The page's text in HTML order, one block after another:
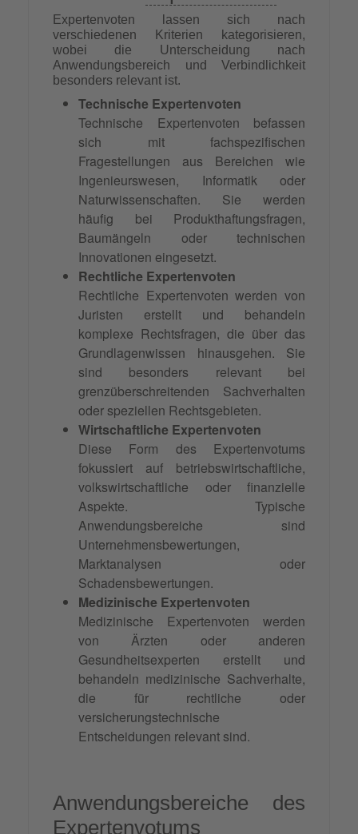
Expertenvoten lassen sich nach
verschiedenen Kriterien kategorisieren,
wobei die Unterscheidung nach
Anwendungsbereich und Verbindlichkeit
besonders relevant ist.
Technische Expertenvoten
Technische Expertenvoten befassen
sich mit fachspezifischen
Fragestellungen aus Bereichen wie
Ingenieurswesen, Informatik oder
Naturwissenschaften. Sie werden
häufig bei Produkthaftungsfragen,
Baumängeln oder technischen
Innovationen eingesetzt.
Rechtliche Expertenvoten
Rechtliche Expertenvoten werden von
Juristen erstellt und behandeln
komplexe Rechtsfragen, die über das
Grundlagenwissen hinausgehen. Sie
sind besonders relevant bei
grenzüberschreitenden Sachverhalten
oder speziellen Rechtsgebieten.
Wirtschaftliche Expertenvoten
Diese Form des Expertenvotums
fokussiert auf betriebswirtschaftliche,
volkswirtschaftliche oder finanzielle
Aspekte. Typische
Anwendungsbereiche sind
Unternehmensbewertungen,
Marktanalysen oder
Schadensbewertungen.
Medizinische Expertenvoten
Medizinische Expertenvoten werden
von Ärzten oder anderen
Gesundheitsexperten erstellt und
behandeln medizinische Sachverhalte,
die für rechtliche oder
versicherungstechnische
Entscheidungen relevant sind.
Anwendungsbereiche des
Expertenvotums